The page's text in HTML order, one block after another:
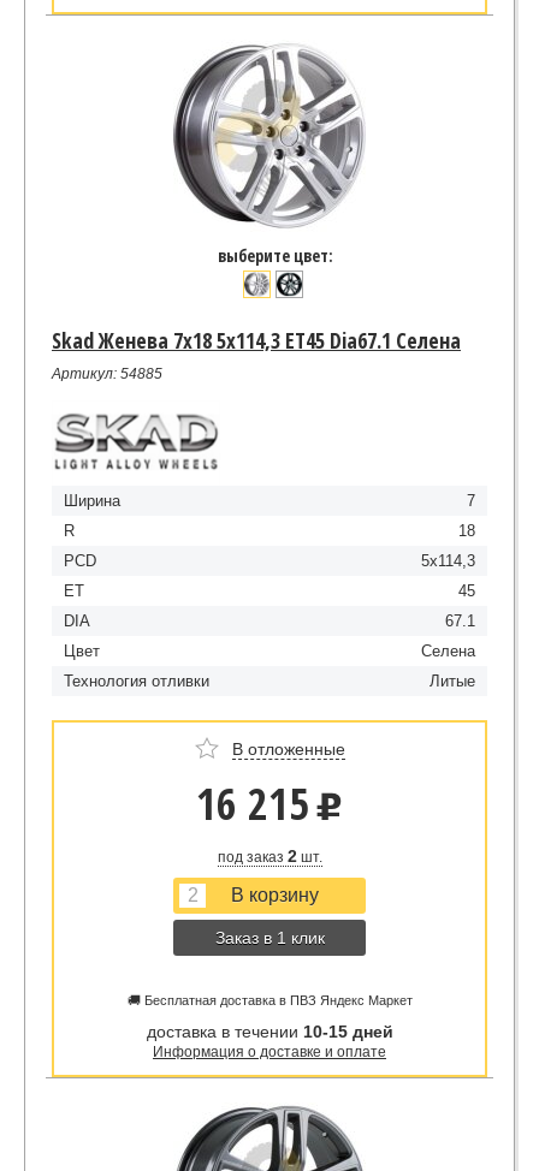
выберите цвет:
Skad Женева 7x18 5x114,3 ET45 Dia67.1 Селена
Артикул: 54885
Ширина
7
R
18
PCD
5x114,3
ET
45
DIA
67.1
Цвет
Селена
Технология отливки
Литые
В отложенные
16 215 u
под заказ 2шт.
Заказ в 1 клик
🚚 Бесплатная доставка в ПВЗ Яндекс Маркет
доставка в течении 10-15 дней
Информация о доставке и оплате